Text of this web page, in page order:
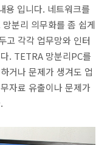
용 입니다. 네트워크를
분리 의무화를 좀 쉽게
고 각각 업무망와 인터
. TETRA 망분리PC를
거나 문제가 생겨도 업
자료 유출이나 문제가